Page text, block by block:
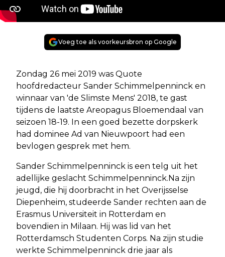
Voeg toe als voorkeursbron op Google
Zondag 26 mei 2019 was Quote
hoofdredacteur Sander Schimmelpenninck en
winnaar van 'de Slimste Mens' 2018, te gast
tijdens de laatste Areopagus Bloemendaal van
seizoen 18-19. In een goed bezette dorpskerk
had dominee Ad van Nieuwpoort had een
bevlogen gesprek met hem.
Sander Schimmelpenninck is een telg uit het
adellijke geslacht Schimmelpenninck.Na zijn
jeugd, die hij doorbracht in het Overijsselse
Diepenheim, studeerde Sander rechten aan de
Erasmus Universiteit in Rotterdam en
bovendien in Milaan. Hij was lid van het
Rotterdamsch Studenten Corps. Na zijn studie
werkte Schimmelpenninck drie jaar als